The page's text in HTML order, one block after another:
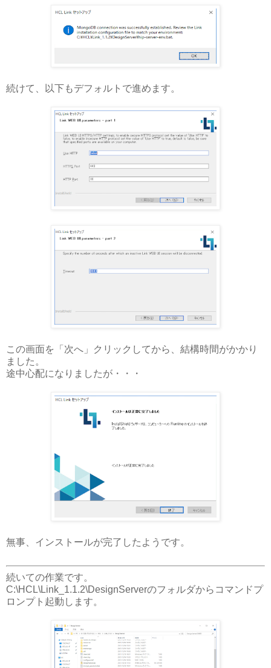
続けて、以下もデフォルトで進めます。
この画面を「次へ」クリックしてから、結構時間がかかり
ました。
途中心配になりましたが・・・
無事、インストールが完了したようです。
続いての作業です。
C:\HCL\Link_1.1.2\DesignServerのフォルダからコマンドプ
ロンプト起動します。